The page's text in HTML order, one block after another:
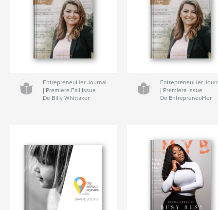
EntrepreneuHer Journal
| Premiere Fall Issue
De Billy Whittaker
EntrepreneuHer
| Premiere Issue
De EntrepreneuHer